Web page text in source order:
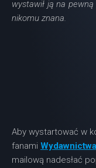
wystawił ją na
nikomu znana.
Aby wystartować w
fanami
mailową nadesłać